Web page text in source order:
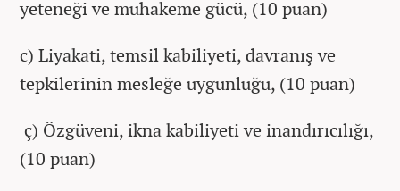
yeteneği ve muhakeme gücü, (10 puan)
c) Liyakati, temsil kabiliyeti, davranış ve
tepkilerinin mesleğe uygunluğu, (10 puan)
ç) Özgüveni, ikna kabiliyeti ve inandırıcılığı,
(10 puan)